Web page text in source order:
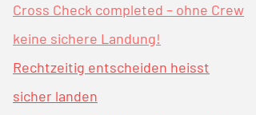
Cross Check completed – ohne Crew
keine sichere Landung!
Rechtzeitig entscheiden heisst
sicher landen